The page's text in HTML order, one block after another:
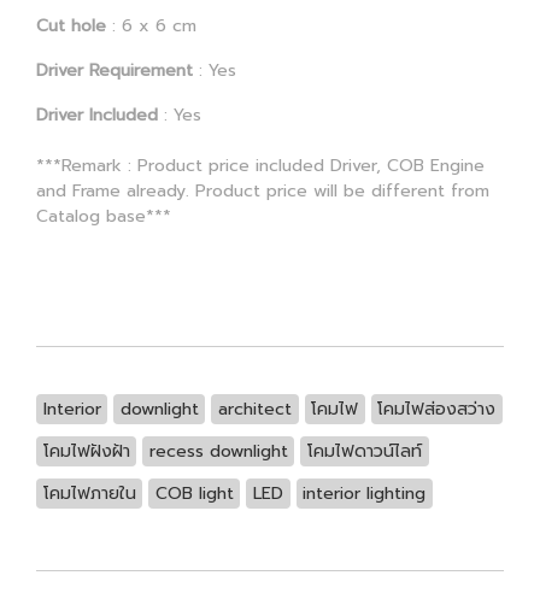
Cut hole : 6 x 6 cm
Driver Requirement : Yes
Driver Included : Yes
***Remark : Product price included Driver, COB Engine
and Frame already. Product price will be different from
Catalog base***
Interior downlight architect โคมไฟ
โคมไฟส่องสว่าง
โคมไฟฝังฝ้า
recess downlight
โคมไฟดาวน์ไลท์
โคมไฟภายใน
COB light LED interior lighting